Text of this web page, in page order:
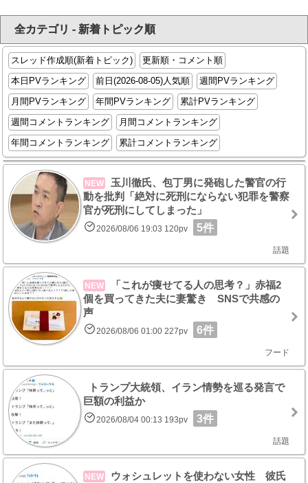
全カテゴリ - 新着トピック順
スレッド作成順(新着トピック)
更新順・コメント順
本日PVランキング
前日(2026-08-05)人気順
週間PVランキング
月間PVランキング
年間PVランキング
累計PVランキング
週間コメントランキング
月間コメントランキング
年間コメントランキング
累計コメントランキング
NEW
玉川徹氏、包丁男に発砲した警官の行
動を批判「絶対に死刑にならない犯罪を警察
官が死刑にしてしまった」
2026/08/06 19:03 120pv 5件
話題
NEW
「これが痩せてる人の思考？」赤福2
個を買ってきた夫に妻驚き SNSで共感の
声
2026/08/06 01:00 227pv 6件
フード
トランプ大統領、イラン情勢を巡る発言で
巨額の利益か
2026/08/04 00:13 193pv 3件
話題
NEW
ウォシュレットを使わない女性 彼氏